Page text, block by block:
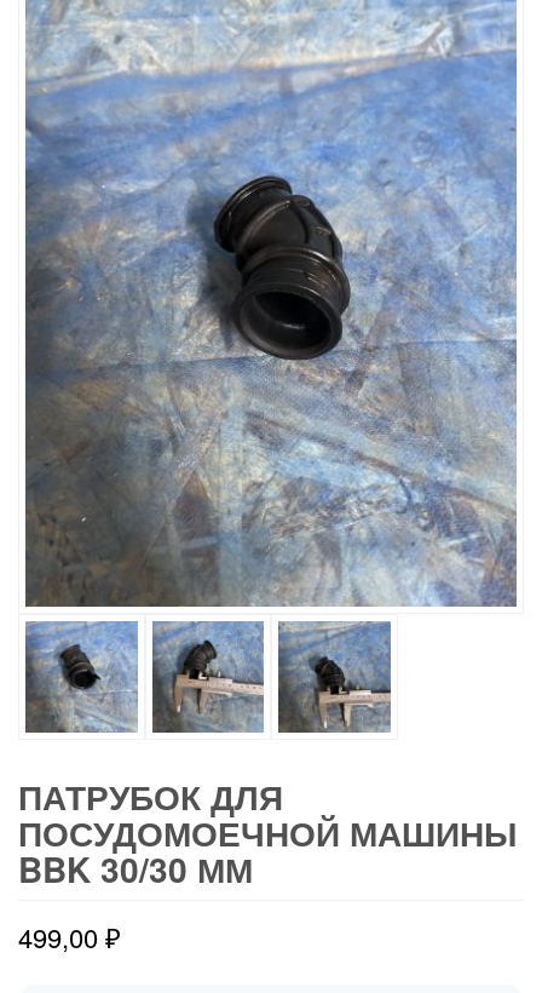
ПАТРУБОК ДЛЯ
ПОСУДОМОЕЧНОЙ МАШИНЫ
BBK 30/30 ММ
499,00₽